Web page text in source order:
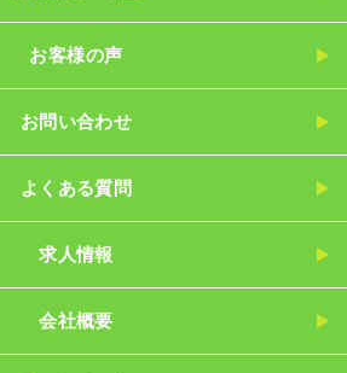
お客様の声
お問い合わせ
よくある質問
求人情報
会社概要